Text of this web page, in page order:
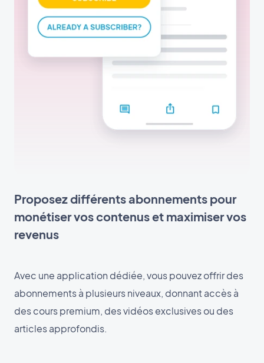
Proposez différents abonnements pour
monétiser vos contenus et maximiser vos
revenus
Avec une application dédiée, vous pouvez offrir des
abonnements à plusieurs niveaux, donnant accès à
des cours premium, des vidéos exclusives ou des
articles approfondis.